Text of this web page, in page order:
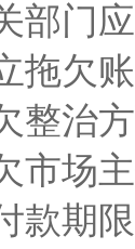
部门
欠账
治方
市场
款期